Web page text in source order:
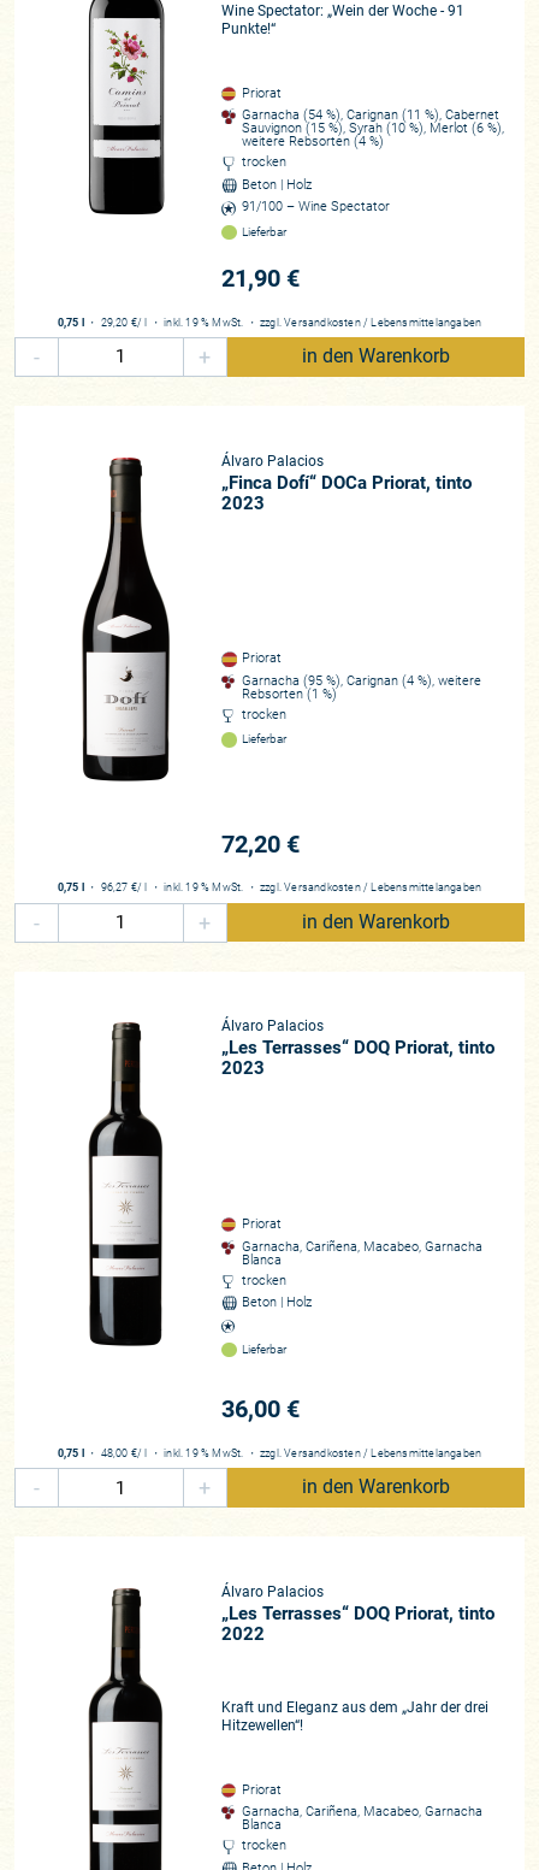
Wine Spectator: „Wein der Woche - 91
Punkte!“
Priorat
Garnacha (54 %), Carignan (11 %), Cabernet
Sauvignon (15 %), Syrah (10 %), Merlot (6 %),
weitere Rebsorten (4 %)
trocken
Beton | Holz
91/100 – Wine Spectator
Lieferbar
21,90 €
0,75 l ・ 29,20 €/ l ・inkl. 19 % MwSt. ・ zzgl.Versandkosten / Lebensmittelangaben
- + in den Warenkorb
Álvaro Palacios
„Finca Dofí“ DOCa Priorat, tinto
2023
Priorat
Garnacha (95 %), Carignan (4 %), weitere
Rebsorten (1 %)
trocken
Lieferbar
72,20 €
0,75 l ・ 96,27 €/ l ・inkl. 19 % MwSt. ・ zzgl.Versandkosten / Lebensmittelangaben
- + in den Warenkorb
Álvaro Palacios
„Les Terrasses“ DOQ Priorat, tinto
2023
Priorat
Garnacha, Cariñena, Macabeo, Garnacha
Blanca
trocken
Beton | Holz
Lieferbar
36,00 €
0,75 l ・ 48,00 €/ l ・inkl. 19 % MwSt. ・ zzgl.Versandkosten / Lebensmittelangaben
- + in den Warenkorb
Álvaro Palacios
„Les Terrasses“ DOQ Priorat, tinto
2022
Kraft und Eleganz aus dem „Jahr der drei
Hitzewellen“!
Priorat
Garnacha, Cariñena, Macabeo, Garnacha
Blanca
trocken